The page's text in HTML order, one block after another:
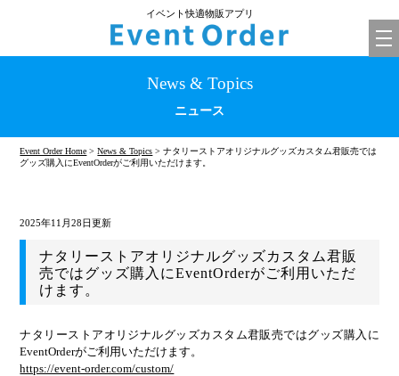
イベント快適物販アプリ
News & Topics
ニュース
Event Order Home >News & Topics > ナタリーストアオリジナルグッズカスタム君販売では
グッズ購入にEventOrderがご利用いただけます。
2025年11月28日更新
ナタリーストアオリジナルグッズカスタム君販
売ではグッズ購入にEventOrderがご利用いただ
けます。
ナタリーストアオリジナルグッズカスタム君販売ではグッズ購入に
EventOrderがご利用いただけます。
https://event-order.com/custom/